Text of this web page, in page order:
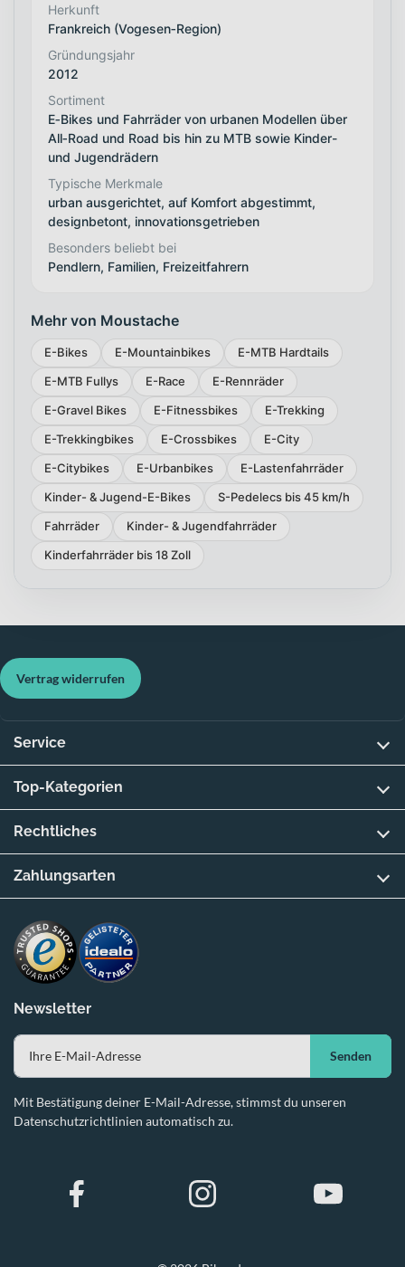
Herkunft
Frankreich (Vogesen‑Region)
Gründungsjahr
2012
Sortiment
E‑Bikes und Fahrräder von urbanen Modellen über
All‑Road und Road bis hin zu MTB sowie Kinder-
und Jugendrädern
Typische Merkmale
urban ausgerichtet, auf Komfort abgestimmt,
designbetont, innovationsgetrieben
Besonders beliebt bei
Pendlern, Familien, Freizeitfahrern
Mehr von Moustache
E-Bikes E-Mountainbikes
E-MTB Hardtails
E-MTB Fullys
E-Race
E-Rennräder
E-Gravel Bikes
E-Fitnessbikes
E-Trekking
E-Trekkingbikes
E-Crossbikes
E-City
E-Citybikes
E-Urbanbikes
E-Lastenfahrräder
Kinder- & Jugend-E-Bikes
S-Pedelecs bis 45 km/h
Fahrräder
Kinder- & Jugendfahrräder
Kinderfahrräder bis 18 Zoll
Newsletter
Senden
Mit Bestätigung deiner E-Mail-Adresse, stimmst du unseren
Datenschutzrichtlinien automatisch zu.
Vertrag widerrufen
Service
Top-Kategorien
Rechtliches
Zahlungsarten